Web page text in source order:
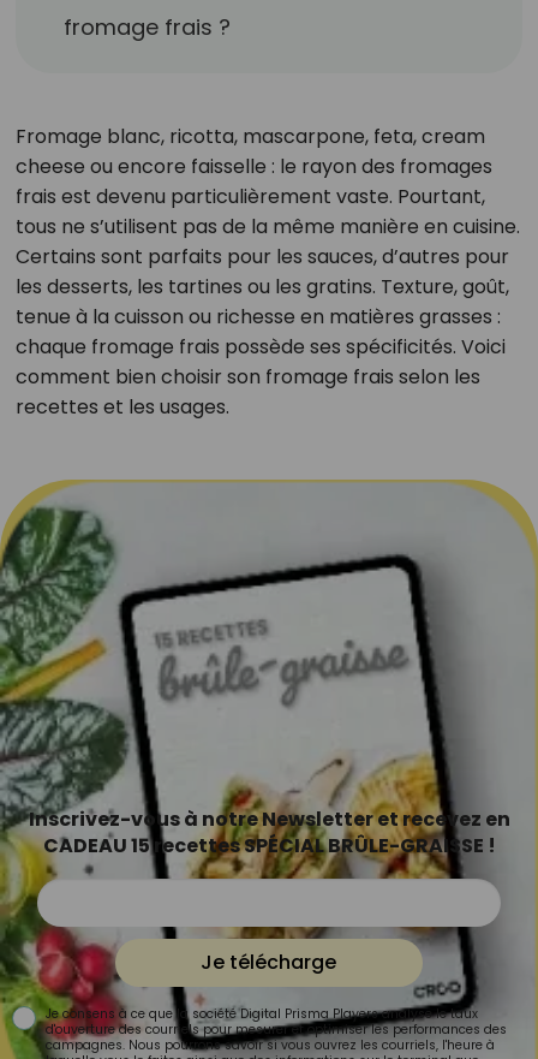
fromage frais ?
Fromage blanc, ricotta, mascarpone, feta, cream
cheese ou encore faisselle : le rayon des fromages
frais est devenu particulièrement vaste. Pourtant,
tous ne s’utilisent pas de la même manière en cuisine.
Certains sont parfaits pour les sauces, d’autres pour
les desserts, les tartines ou les gratins. Texture, goût,
tenue à la cuisson ou richesse en matières grasses :
chaque fromage frais possède ses spécificités. Voici
comment bien choisir son fromage frais selon les
recettes et les usages.
Inscrivez-vous à notre Newsletter et recevez en
CADEAU 15 recettes SPÉCIAL BRÛLE-GRAISSE !
Je télécharge
Je consens à ce que la société Digital Prisma Players analyse le taux
d'ouverture des courriels pour mesurer et optimiser les performances des
campagnes. Nous pourrons savoir si vous ouvrez les courriels, l'heure à